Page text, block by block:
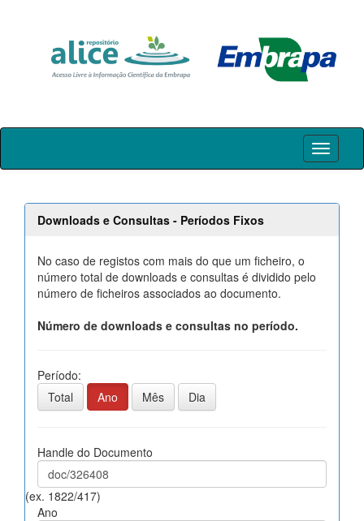
Skip
Downloads e Consultas - Períodos Fixos
No caso de registos com mais do que um ficheiro, o
número total de downloads e consultas é dividido pelo
número de ficheiros associados ao documento.
Número de downloads e consultas no período.
Período:
Total
Ano Mês Dia
Handle do Documento
(ex. 1822/417)
Ano